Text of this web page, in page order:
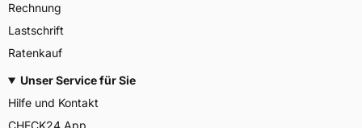
Rechnung
Lastschrift
Ratenkauf
Unser Service für Sie
Hilfe und Kontakt
CHECK24 App